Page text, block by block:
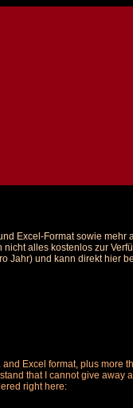
Excel-Format sowie mehr
alles kostenlos zur
Jahr) und kann direkt hier
Excel format, plus more
that I cannot give away
right here: